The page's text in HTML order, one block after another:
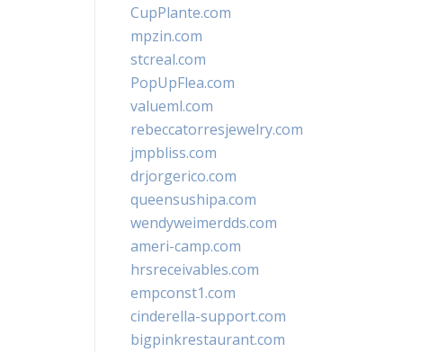
CupPlante.com
mpzin.com
stcreal.com
PopUpFlea.com
valueml.com
rebeccatorresjewelry.com
jmpbliss.com
drjorgerico.com
queensushipa.com
wendyweimerdds.com
ameri-camp.com
hrsreceivables.com
empconst1.com
cinderella-support.com
bigpinkrestaurant.com